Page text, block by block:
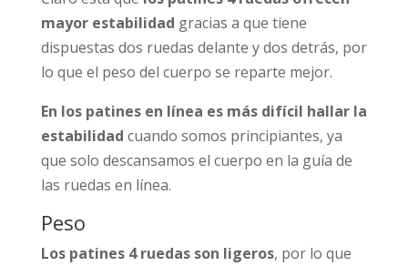
mayor estabilidad gracias a que tiene
dispuestas dos ruedas delante y dos detrás, por
lo que el peso del cuerpo se reparte mejor.
En los patines en línea es más difícil hallar la
estabilidad cuando somos principiantes, ya
que solo descansamos el cuerpo en la guía de
las ruedas en línea.
Peso
Los patines 4 ruedas son ligeros, por lo que